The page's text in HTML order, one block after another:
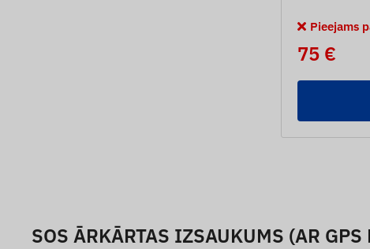
Pieejams
75 €
SOS ĀRKĀRTAS IZSAUKUMS (AR